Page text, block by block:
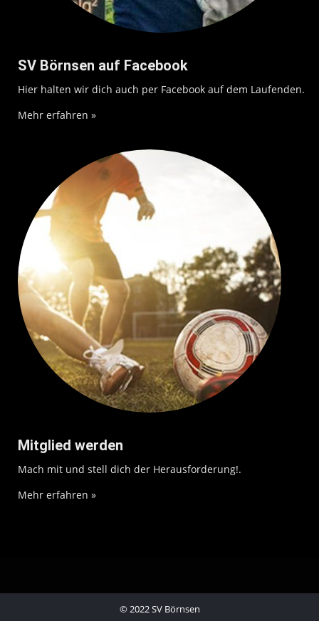
SV Börnsen auf Facebook
Hier halten wir dich auch per Facebook auf dem Laufenden.
Mehr erfahren »
Mitglied werden
Mach mit und stell dich der Herausforderung!.
Mehr erfahren »
© 2022 SV Börnsen